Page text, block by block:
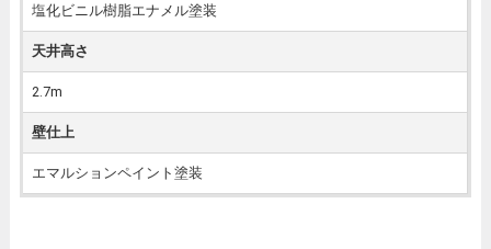
塩化ビニル樹脂エナメル塗装
天井高さ
2.7m
壁仕上
エマルションペイント塗装